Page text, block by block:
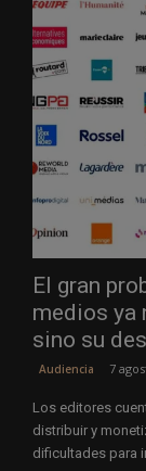
El gran
medios ya
sino su
Audiencia 7
Los editores
distribuir y
dificultades para